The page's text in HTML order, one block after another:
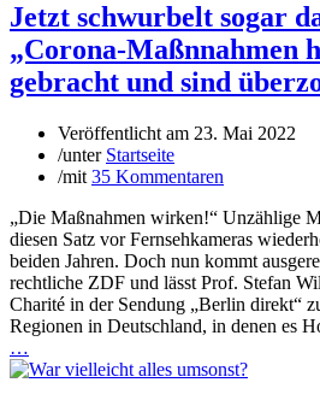
Jetzt schwurbelt sogar
„Corona-Maßnnahmen
gebracht und sind
Veröffentlicht am 23. Mai 2022
/unter Startseite
/mit 35 Kommentaren
„Die Maßnahmen wirken!“ Unzählige
diesen Satz vor Fernsehkameras
beiden Jahren. Doch nun kommt
rechtliche ZDF und lässt Prof. Stefan
Charité in der Sendung „Berlin direkt“
Regionen in Deutschland, in denen es
…